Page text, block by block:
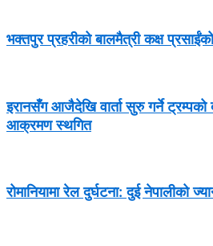
भक्तपुर प्रहरीको बालमैत्री कक्ष
इरानसँग आजैदेखि वार्ता सुरु गर्ने ट्रम्पको
आक्रमण स्थगित
रोमानियामा रेल दुर्घटना: दुई नेपालीको